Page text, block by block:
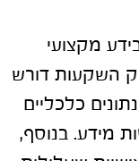
מקצועי
השקעות דורש
כלכליים
מידע. בנוסף,